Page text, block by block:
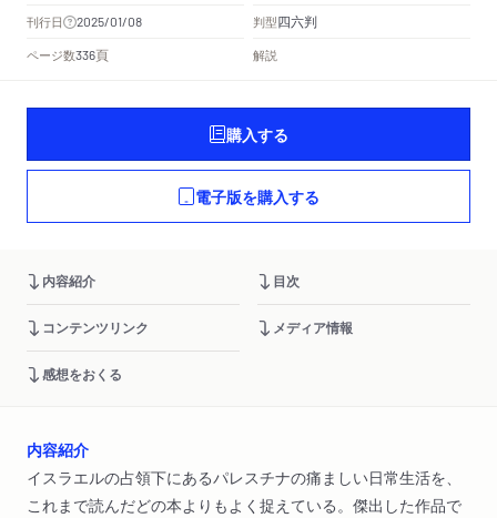
刊行日
2025/01/08 判型四六判
ページ数336頁 解説
購入する
電子版を購入する
内容紹介 目次
コンテンツリンク メディア情報
感想をおくる
内容紹介
イスラエルの占領下にあるパレスチナの痛ましい日常生活を、
これまで読んだどの本よりもよく捉えている。傑出した作品で